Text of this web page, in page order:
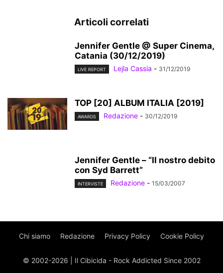
Articoli correlati
Jennifer Gentle @ Super Cinema,
Catania (30/12/2019)
LIVE REPORT Lejla Cassia - 31/12/2019
TOP [20] ALBUM ITALIA [2019]
AWARDS Redazione - 30/12/2019
Jennifer Gentle – “Il nostro debito
con Syd Barrett”
INTERVISTE Redazione - 15/03/2007
Chi siamo Redazione Privacy Policy Cookie Policy
© 2002-2026 | Il Cibicida - Rock Addicted Since 2002